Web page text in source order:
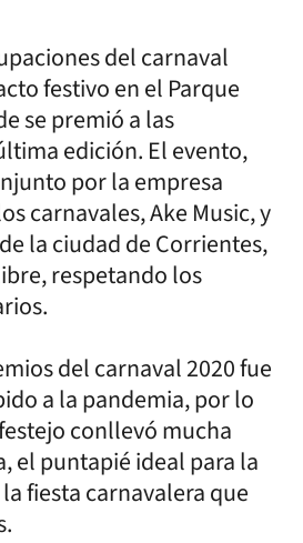
del carnaval
festivo en el Parque
se premió a las
edición. El evento,
por la empresa
carnavales, Ake Music, y
la ciudad de Corrientes,
respetando los
del carnaval 2020 fue
a la pandemia, por lo
conllevó mucha
el puntapié ideal para la
fiesta carnavalera que